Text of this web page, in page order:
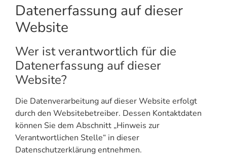
Datenerfassung auf dieser
Website
Wer ist verantwortlich für die
Datenerfassung auf dieser
Website?
Die Datenverarbeitung auf dieser Website erfolgt
durch den Websitebetreiber. Dessen Kontaktdaten
können Sie dem Abschnitt „Hinweis zur
Verantwortlichen Stelle“ in dieser
Datenschutzerklärung entnehmen.